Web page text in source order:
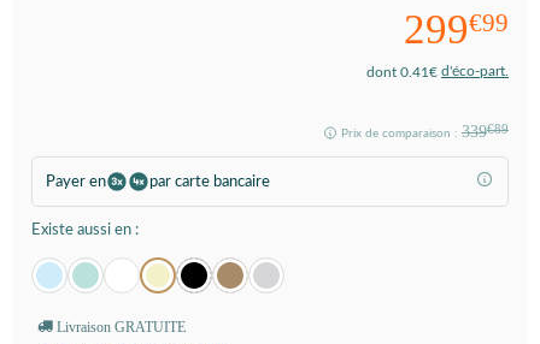
299€99
dont 0.41€ d'éco-part.
Prix de comparaison : 339€89
Payer en par carte bancaire
Existe aussi en :
Livraison GRATUITE